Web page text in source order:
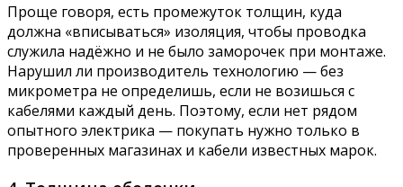
Проще говоря, есть промежуток толщин, куда
должна «вписываться» изоляция, чтобы проводка
служила надёжно и не было заморочек при монтаже.
Нарушил ли производитель технологию — без
микрометра не определишь, если не возишься с
кабелями каждый день. Поэтому, если нет рядом
опытного электрика — покупать нужно только в
проверенных магазинах и кабели известных марок.